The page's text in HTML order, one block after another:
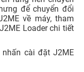
để chuyển đổi
về máy, tham
Loader chi tiết
nhấn cài đặt J2ME